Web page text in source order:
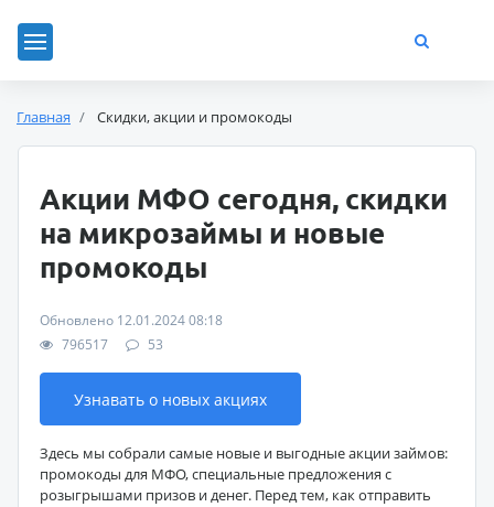
Главная Скидки, акции и промокоды
Акции МФО сегодня, скидки
на микрозаймы и новые
промокоды
Обновлено 12.01.2024 08:18
796517
53
Узнавать о новых акциях
Здесь мы собрали самые новые и выгодные акции займов:
промокоды для МФО, специальные предложения с
розыгрышами призов и денег. Перед тем, как отправить